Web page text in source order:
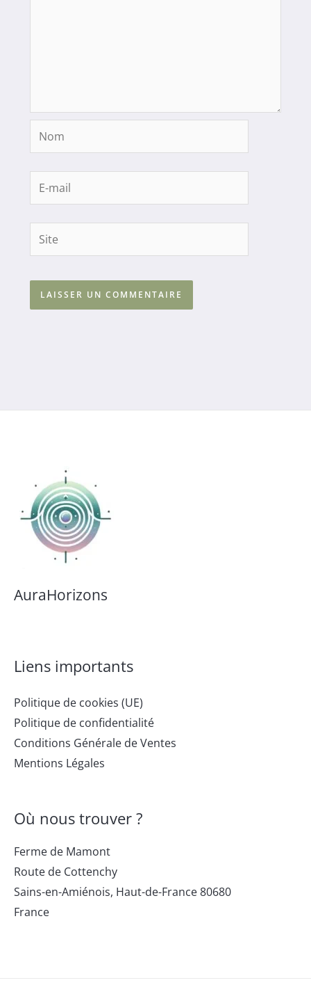
Nom
mail
Site
AuraHorizons
Liens importants
Politique de cookies (UE)
Politique de confidentialité
Conditions Générale de Ventes
Mentions Légales
Où nous trouver ?
Ferme de Mamont
Route de Cottenchy
Sains-en-Amiénois, Haut-de-France80680
France